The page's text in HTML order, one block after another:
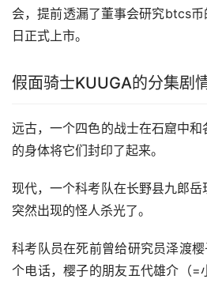
会，提前透漏了董事会研究btcs
日正式上市。
假面骑士KUUGA的分集剧情
远古，一个四色的战士在石窟中
的身体将它们封印了起来。
现代，一个科考队在长野县九郎
突然出现的怪人杀光了。
科考队员在死前曾给研究员泽渡
个电话，樱子的朋友五代雄介（=